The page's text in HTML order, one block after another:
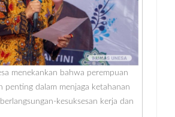
menekankan bahwa perempuan
penting dalam menjaga ketahanan
kesuksesan kerja dan